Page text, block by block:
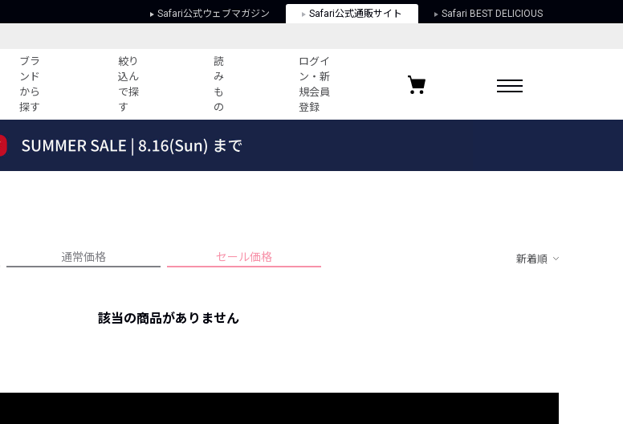
Safari公式ウェブマガジン Safari公式通販サイト Safari BEST DELICIOUS
ブラ
ンド
から
探す
絞り
込ん
で探
す
読
み
も
の
ログイ
ン・新
規会員
登録
すべての記事
新ブランドご紹介！
会社概要
特定商取引に関する法律
お気に入りブランド
通常価格 セール価格 新着順
該当の商品がありません